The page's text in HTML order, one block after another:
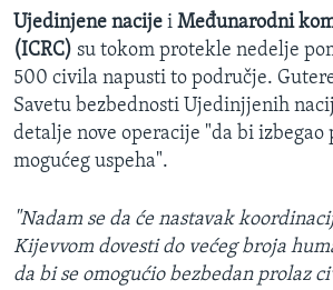
Ujedinjene nacije i Međunarodni
(ICRC) su tokom protekle nedelje
500 civila napusti to područje.
Savetu bezbednosti Ujedinjjenih
detalje nove operacije "da bi izbegao
mogućeg uspeha".
"Nadam se da će nastavak
Kijevvom dovesti do većeg broja
da bi se omogućio bezbedan prolaz